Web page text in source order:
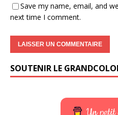
Save my name, email, and
next time I comment.
SOUTENIR LE